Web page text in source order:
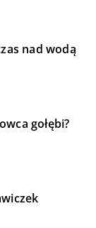
nad wodą
gołębi?